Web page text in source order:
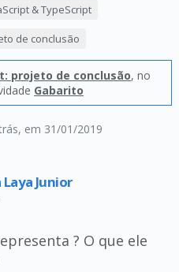
, em 31/01/2019
& TypeScript
de conclusão
projeto de conclusão, no
Gabarito
Laya Junior
? O que ele